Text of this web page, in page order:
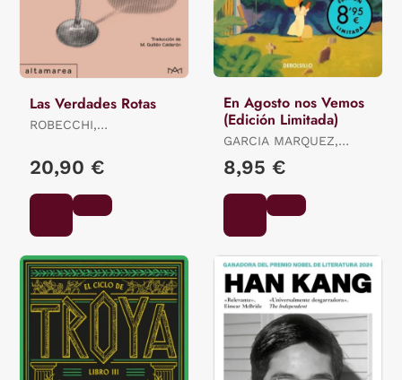
Las Verdades Rotas
ROBECCHI,
20,90 €
En Agosto nos Vemos
(Edición Limitada)
GARCIA MARQUEZ,
8,95 €